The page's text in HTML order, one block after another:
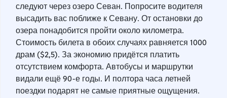
следуют через озеро Севан. Попросите водителя
высадить вас поближе к Севану. От остановки до
озера понадобится пройти около километра.
Стоимость билета в обоих случаях равняется 1000
драм ($2,5). За экономию придётся платить
отсутствием комфорта. Автобусы и маршрутки
видали ещё 90-е годы. И полтора часа летней
поездки подарят не самые приятные ощущения.